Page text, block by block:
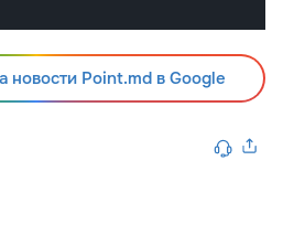
новости Point.md в Google